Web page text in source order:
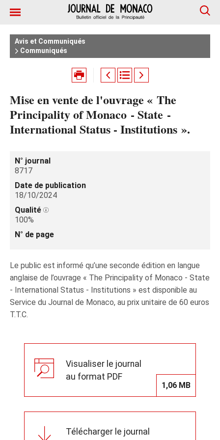
Avis et Communiqués
Communiqués
Mise en vente de l'ouvrage « The
Principality of Monaco - State -
International Status - Institutions ».
N° journal
8717
Date de publication
18/10/2024
Qualité
100%
N° de page
Le public est informé qu’une seconde édition en langue
anglaise de l’ouvrage « The Principality of Monaco - State
- International Status - Institutions » est disponible au
Service du Journal de Monaco, au prix unitaire de 60 euros
T.T.C.
Visualiser le journal
au format PDF
1,06 MB
Télécharger le journal